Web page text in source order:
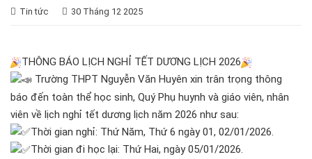
Tin tức 30 Tháng 12 2025
THÔNG BÁO LỊCH NGHỈ TẾT DƯƠNG LỊCH 2026
Trường THPT Nguyễn Văn Huyên xin trân trọng thông
báo đến toàn thể học sinh, Quý Phụ huynh và giáo viên, nhân
viên về lịch nghỉ tết dương lịch năm 2026 như sau:
Thời gian nghỉ: Thứ Năm, Thứ 6 ngày 01, 02/01/2026.
Thời gian đi học lại: Thứ Hai, ngày 05/01/2026.